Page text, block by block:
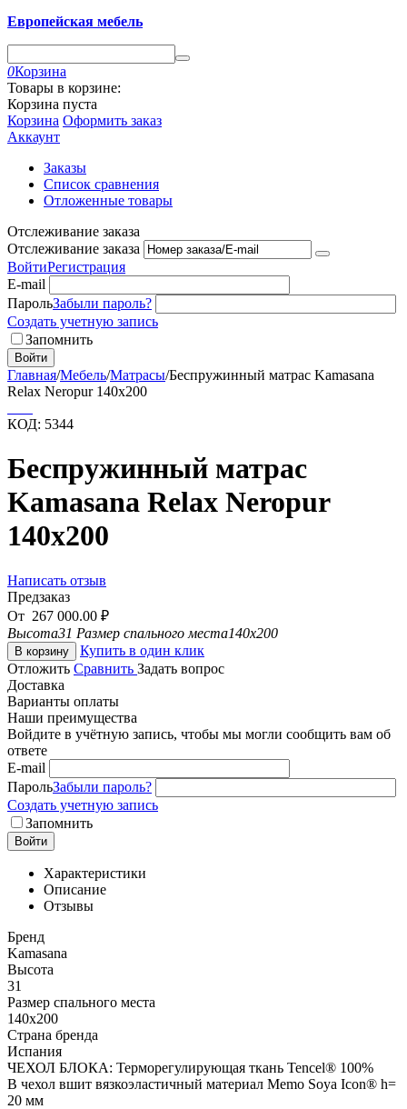
Европейская мебель
0Корзина
Товары в корзине:
Корзина пуста
Корзина Оформить заказ
Аккаунт
Заказы
Список сравнения
Отложенные товары
Отслеживание заказа
Отслеживание заказа
ВойтиРегистрация
E-mail
ПарольЗабыли пароль?
Создать учетную запись
Запомнить
Войти
Главная/Мебель/Матрасы/Беспружинный матрас Kamasana
Relax Neropur 140x200
КОД: 5344
Беспружинный матрас
Kamasana Relax Neropur
140x200
Написать отзыв
Предзаказ
От 267 000.00 ₽
Высота31 Размер спального места140x200
В корзину
Купить в один клик
Отложить Сравнить Задать вопрос
Доставка
Варианты оплаты
Наши преимущества
Войдите в учётную запись, чтобы мы могли сообщить вам об
ответе
E-mail
ПарольЗабыли пароль?
Создать учетную запись
Запомнить
Войти
Характеристики
Описание
Отзывы
Бренд
Kamasana
Высота
31
Размер спального места
140x200
Страна бренда
Испания
ЧЕХОЛ БЛОКА: Терморегулирующая ткань Tencel® 100%
В чехол вшит вязкоэластичный материал Memo Soya Icon® h=
20 мм